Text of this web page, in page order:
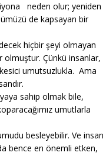
neden olur; yeniden
de kapsayan bir
hiçbir şeyi olmayan
olmuştur. Çünkü insanlar,
umutsuzlukla. Ama
sahip olmak bile,
umutlarla
besleyebilir. Ve insan
bence en önemli etken,